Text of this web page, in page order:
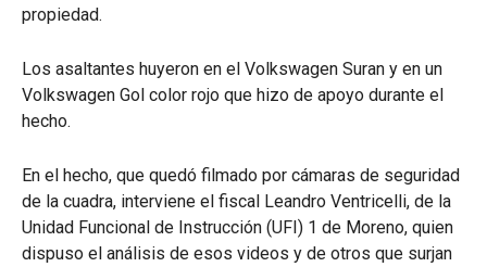
propiedad.
Los asaltantes huyeron en el Volkswagen Suran y en un
Volkswagen Gol color rojo que hizo de apoyo durante el
hecho.
En el hecho, que quedó filmado por cámaras de seguridad
de la cuadra, interviene el fiscal Leandro Ventricelli, de la
Unidad Funcional de Instrucción (UFI) 1 de Moreno, quien
dispuso el análisis de esos videos y de otros que surjan